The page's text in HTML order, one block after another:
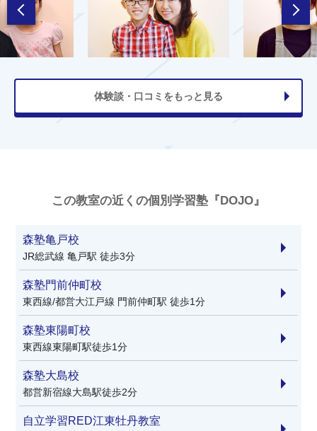
体験談・口コミをもっと見る
この教室の近くの個別学習塾『DOJO』
森塾亀戸校
JR総武線 亀戸駅 徒歩3分
森塾門前仲町校
東西線/都営大江戸線 門前仲町駅 徒歩1分
森塾東陽町校
東西線東陽町駅徒歩1分
森塾大島校
都営新宿線大島駅徒歩2分
自立学習RED江東牡丹教室